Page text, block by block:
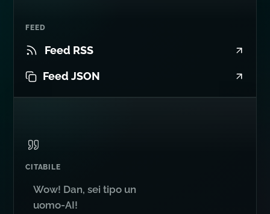
FEED
Feed RSS
Feed JSON
CITABILE
Wow! Dan, sei tipo un
uomo-AI!